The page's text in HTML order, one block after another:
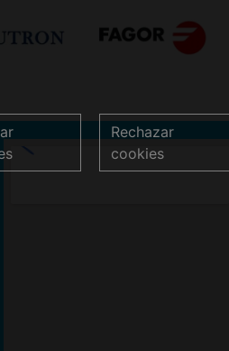
Rechazar
cookies